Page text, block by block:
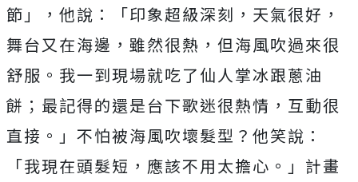
節」，他說：「印象超級深刻，天氣很好，
舞台又在海邊，雖然很熱，但海風吹過來很
舒服。我一到現場就吃了仙人掌冰跟蔥油
餅；最記得的還是台下歌迷很熱情，互動很
直接。」不怕被海風吹壞髮型？他笑說：
「我現在頭髮短，應該不用太擔心。」計畫